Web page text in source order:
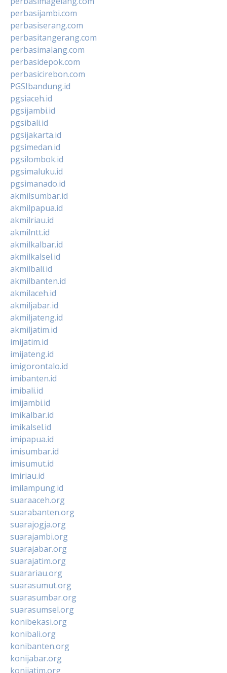
perbasijambi.com
perbasiserang.com
perbasitangerang.com
perbasimalang.com
perbasidepok.com
perbasicirebon.com
PGSIbandung.id
pgsiaceh.id
pgsijambi.id
pgsibali.id
pgsijakarta.id
pgsimedan.id
pgsilombok.id
pgsimaluku.id
pgsimanado.id
akmilsumbar.id
akmilpapua.id
akmilriau.id
akmilntt.id
akmilkalbar.id
akmilkalsel.id
akmilbali.id
akmilbanten.id
akmilaceh.id
akmiljabar.id
akmiljateng.id
akmiljatim.id
imijatim.id
imijateng.id
imigorontalo.id
imibanten.id
imibali.id
imijambi.id
imikalbar.id
imikalsel.id
imipapua.id
imisumbar.id
imisumut.id
imiriau.id
imilampung.id
suaraaceh.org
suarabanten.org
suarajogja.org
suarajambi.org
suarajabar.org
suarajatim.org
suarariau.org
suarasumut.org
suarasumbar.org
suarasumsel.org
konibekasi.org
konibali.org
konibanten.org
konijabar.org
konijatim.org